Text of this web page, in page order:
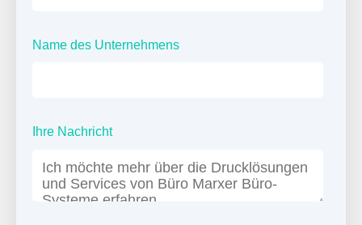
Name des Unternehmens
Ihre Nachricht